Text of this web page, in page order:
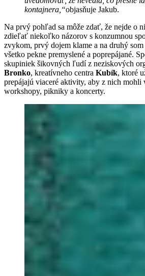
kontajnera,“objasňuje Jakub.
Na prvý pohľad sa môže zdať, že nejde o
zdieľať niekoľko názorov s konzumnou
zvykom, prvý dojem klame a na druhý
všetko pekne premyslené a poprepájané.
skupiniek šikovných ľudí z neziskových
Bronko, kreatívneho centra Kubík, ktoré
prepájajú viaceré aktivity, aby z nich
workshopy, pikniky a koncerty.